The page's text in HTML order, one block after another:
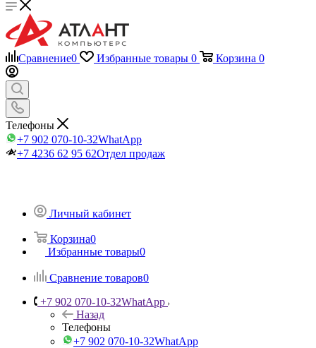
Сравнение0 Избранные товары 0 Корзина 0
Телефоны
+7 902 070-10-32WhatApp
+7 4236 62 95 62Отдел продаж
Личный кабинет
Корзина0
Избранные товары0
Сравнение товаров0
+7 902 070-10-32WhatApp
Назад
Телефоны
+7 902 070-10-32WhatApp